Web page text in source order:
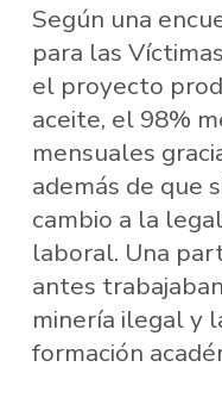
Según una
para las
el proyecto
aceite, el 98%
mensuales
además de que
cambio a la
laboral. Una
antes
minería ilegal y
formación